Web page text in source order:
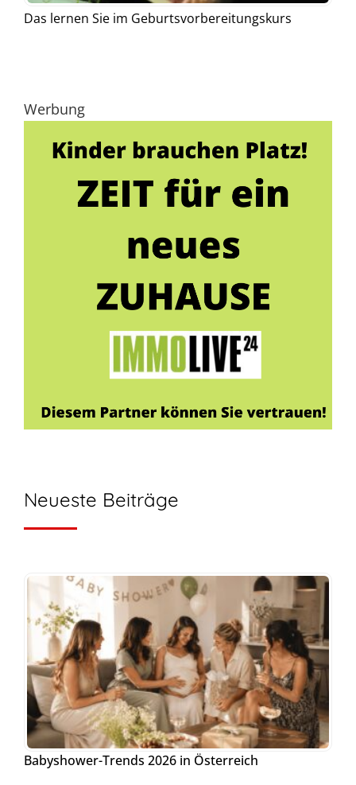
Das lernen Sie im Geburtsvorbereitungskurs
Werbung
Neueste Beiträge
Babyshower-Trends 2026 in Österreich